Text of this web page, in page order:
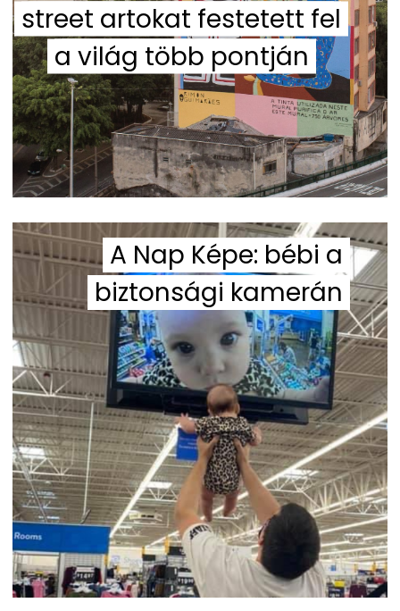
street artokat festetett fel
a világ több pontján
A Nap Képe: bébi a
biztonsági kamerán